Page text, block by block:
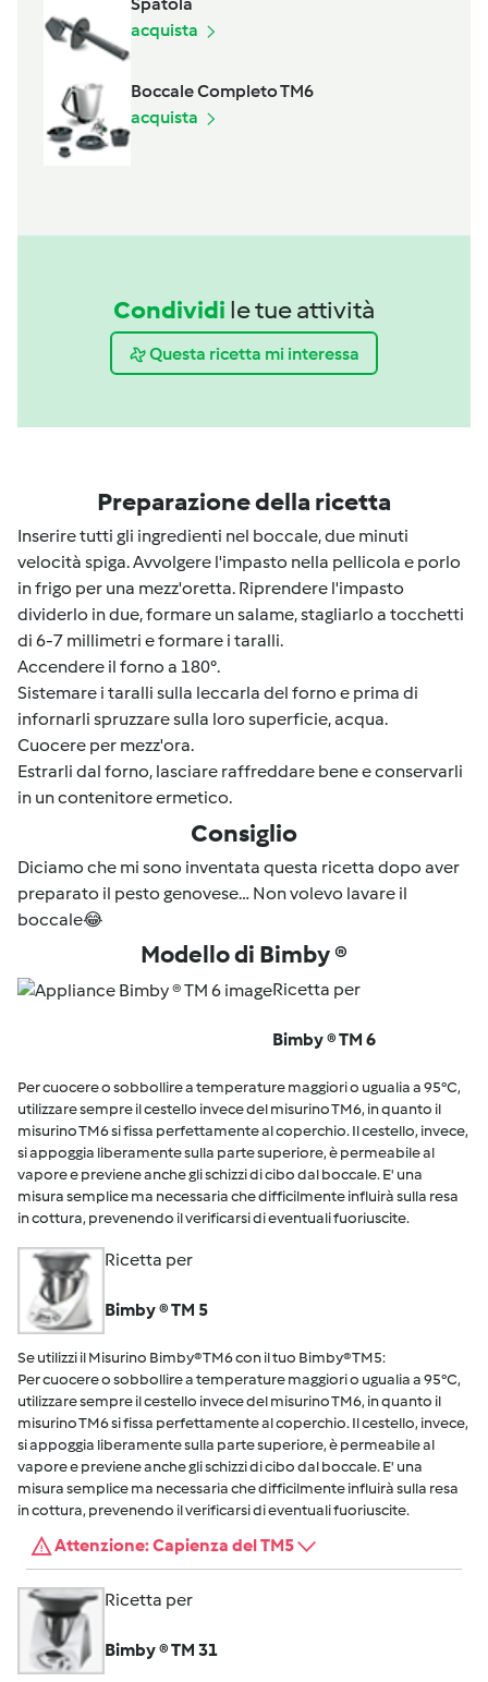
acquista
Boccale Completo TM6
acquista
Condividi le tue attività
Questa ricetta mi interessa
Preparazione della ricetta
Inserire tutti gli ingredienti nel boccale, due minuti
velocità spiga. Avvolgere l'impasto nella pellicola e porlo
in frigo per una mezz'oretta. Riprendere l'impasto
dividerlo in due, formare un salame, stagliarlo a tocchetti
di 6-7 millimetri e formare i taralli.
Accendere il forno a 180°.
Sistemare i taralli sulla leccarla del forno e prima di
infornarli spruzzare sulla loro superficie, acqua.
Cuocere per mezz'ora.
Estrarli dal forno, lasciare raffreddare bene e conservarli
in un contenitore ermetico.
Consiglio
Diciamo che mi sono inventata questa ricetta dopo aver
preparato il pesto genovese… Non volevo lavare il
boccale😂
Modello di Bimby ®
Ricetta per
Bimby ® TM 6
Per cuocere o sobbollire a temperature maggiori o ugualia a 95°C,
utilizzare sempre il cestello invece del misurino TM6, in quanto il
misurino TM6 si fissa perfettamente al coperchio. Il cestello, invece,
si appoggia liberamente sulla parte superiore, è permeabile al
vapore e previene anche gli schizzi di cibo dal boccale. E' una
misura semplice ma necessaria che difficilmente influirà sulla resa
in cottura, prevenendo il verificarsi di eventuali fuoriuscite.
Ricetta per
Bimby ® TM 5
Se utilizzi il Misurino Bimby® TM6 con il tuo Bimby® TM5:
Per cuocere o sobbollire a temperature maggiori o ugualia a 95°C,
utilizzare sempre il cestello invece del misurino TM6, in quanto il
misurino TM6 si fissa perfettamente al coperchio. Il cestello, invece,
si appoggia liberamente sulla parte superiore, è permeabile al
vapore e previene anche gli schizzi di cibo dal boccale. E' una
misura semplice ma necessaria che difficilmente influirà sulla resa
in cottura, prevenendo il verificarsi di eventuali fuoriuscite.
Attenzione: Capienza del TM5
Ricetta per
Bimby ® TM 31